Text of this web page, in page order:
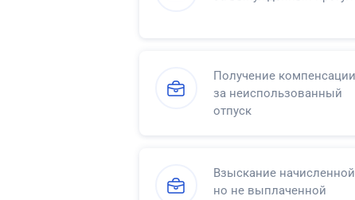
Получение компенсации
за неиспользованный
отпуск
Взыскание
но не выплаченной